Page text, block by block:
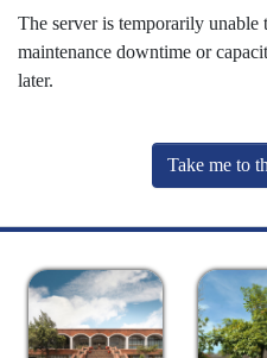
The server is temporarily unable
maintenance downtime or
later.
Take me to